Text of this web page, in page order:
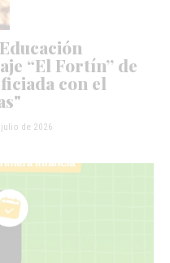
“El Fortín” de
con el
de 2026